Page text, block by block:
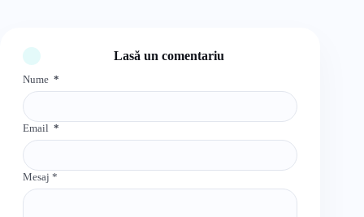
Lasă un comentariu
Nume *
Email *
Mesaj *